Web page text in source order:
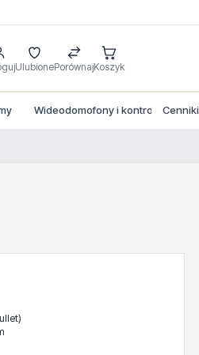
UlubionePorównajKoszyk
Wideodomofony i kontrola dostepu
Cenniki